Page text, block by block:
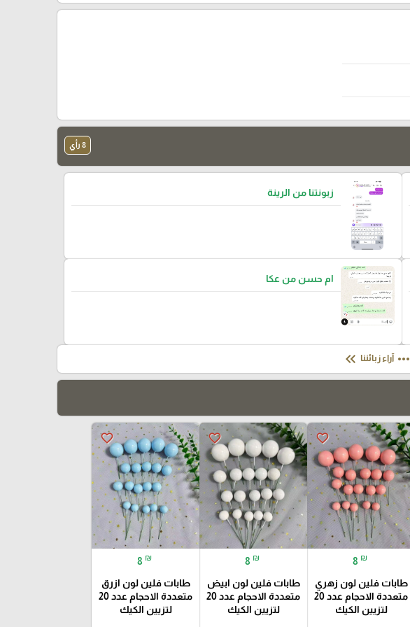
8 رأي
زبونتنا من الرينة
ام حسن من عكا
more_horiz آراء زبائننا keyboard_double_arrow_left
favorite_border
8 ₪
طابات فلين لون زهري
متعددة الاحجام عدد 20
لتزيين الكيك
favorite_border
8 ₪
طابات فلين لون ابيض
متعددة الاحجام عدد 20
لتزيين الكيك
favorite_border
8 ₪
طابات فلين لون ازرق
متعددة الاحجام عدد 20
لتزيين الكيك